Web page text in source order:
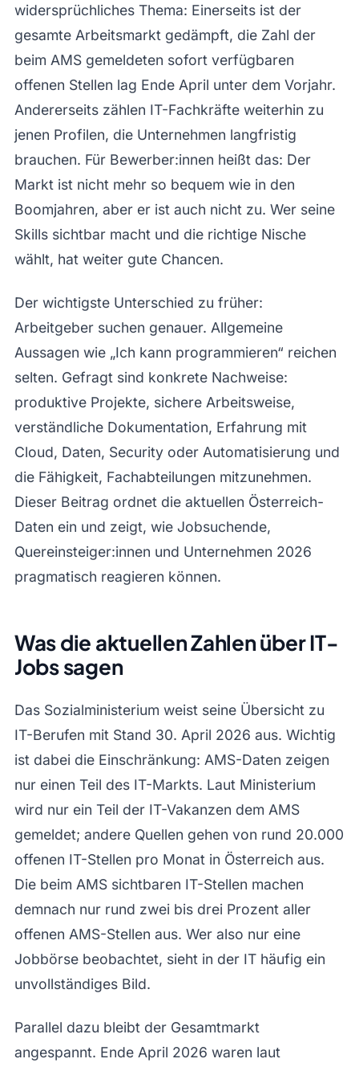
widersprüchliches Thema: Einerseits ist der
gesamte Arbeitsmarkt gedämpft, die Zahl der
beim AMS gemeldeten sofort verfügbaren
offenen Stellen lag Ende April unter dem Vorjahr.
Andererseits zählen IT-Fachkräfte weiterhin zu
jenen Profilen, die Unternehmen langfristig
brauchen. Für Bewerber:innen heißt das: Der
Markt ist nicht mehr so bequem wie in den
Boomjahren, aber er ist auch nicht zu. Wer seine
Skills sichtbar macht und die richtige Nische
wählt, hat weiter gute Chancen.
Der wichtigste Unterschied zu früher:
Arbeitgeber suchen genauer. Allgemeine
Aussagen wie „Ich kann programmieren“ reichen
selten. Gefragt sind konkrete Nachweise:
produktive Projekte, sichere Arbeitsweise,
verständliche Dokumentation, Erfahrung mit
Cloud, Daten, Security oder Automatisierung und
die Fähigkeit, Fachabteilungen mitzunehmen.
Dieser Beitrag ordnet die aktuellen Österreich-
Daten ein und zeigt, wie Jobsuchende,
Quereinsteiger:innen und Unternehmen 2026
pragmatisch reagieren können.
Was die aktuellen Zahlen über IT-
Jobs sagen
Das Sozialministerium weist seine Übersicht zu
IT-Berufen mit Stand 30. April 2026 aus. Wichtig
ist dabei die Einschränkung: AMS-Daten zeigen
nur einen Teil des IT-Markts. Laut Ministerium
wird nur ein Teil der IT-Vakanzen dem AMS
gemeldet; andere Quellen gehen von rund 20.000
offenen IT-Stellen pro Monat in Österreich aus.
Die beim AMS sichtbaren IT-Stellen machen
demnach nur rund zwei bis drei Prozent aller
offenen AMS-Stellen aus. Wer also nur eine
Jobbörse beobachtet, sieht in der IT häufig ein
unvollständiges Bild.
Parallel dazu bleibt der Gesamtmarkt
angespannt. Ende April 2026 waren laut